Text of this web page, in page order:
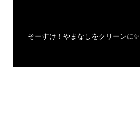
そーすけ！やまなしをクリーンに✨